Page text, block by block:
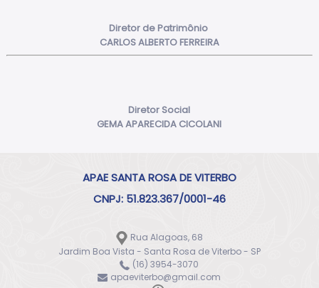
Diretor de Patrimônio
CARLOS ALBERTO FERREIRA
Diretor Social
GEMA APARECIDA CICOLANI
APAE SANTA ROSA DE VITERBO
CNPJ: 51.823.367/0001-46
Rua Alagoas, 68
Jardim Boa Vista - Santa Rosa de Viterbo - SP
(16) 3954-3070
apaeviterbo@gmail.com